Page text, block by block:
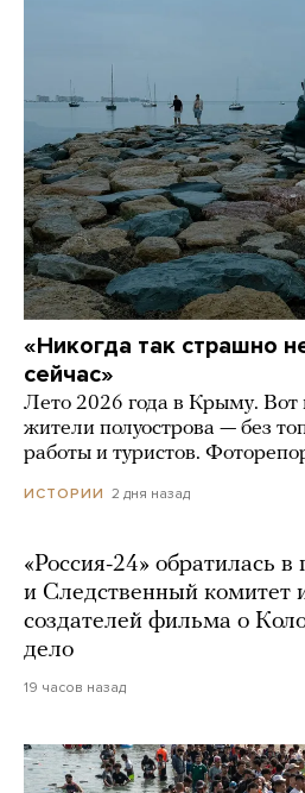
«Никогда так страшно
сейчас»
Лето 2026 года в Крыму. Вот
жители полуострова — без
работы и туристов.
ИСТОРИИ 2 дня назад
«Россия-24» обратилась в
и Следственный комитет
создателей фильма о
дело
19 часов назад